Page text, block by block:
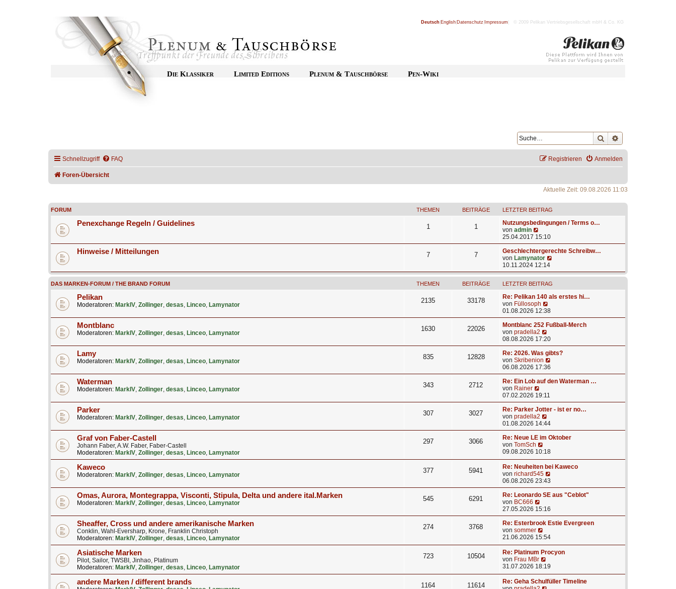
Deutsch English Datenschutz Impressum | © 2009 Pelikan Vertriebsgesellschaft mbH & Co. KG
Die Klassiker Limited Editions Plenum & Tauschbörse Pen-Wiki
Suche
Schnellzugriff FAQ Anmelden
Registrieren
Foren-Übersicht
Aktuelle Zeit: 09.08.2026 11:03
FORUM THEMEN BEITRÄGE LETZTER BEITRAG
Penexchange Regeln / Guidelines 1 1
Nutzungsbedingungen / Terms o…
von admin
e
u
e
s
t
e
r
B
e
i
t
r
a
g
25.04.2017 15:10
Hinweise / Mitteilungen 7 7
Geschlechtergerechte Schreibw…
von Lamynator
u
e
t
e
e
i
g
10.11.2024 12:14
DAS MARKEN-FORUM / THE BRAND FORUM THEMEN BEITRÄGE LETZTER BEITRAG
Pelikan
Moderatoren: MarkIV, Zollinger, desas, Linceo, Lamynator
2135 33178
Re: Pelikan 140 als erstes hi…
von Füllosoph
e
u
e
t
e
r
B
e
i
t
a
g
01.08.2026 12:38
Montblanc
Moderatoren: MarkIV, Zollinger, desas, Linceo, Lamynator
1630 22026
Montblanc 252 Fußball-Merch
von pradella2
e
u
e
s
t
e
r
e
i
t
a
g
08.08.2026 17:20
Lamy
Moderatoren: MarkIV, Zollinger, desas, Linceo, Lamynator
835 12828
Re: 2026. Was gibts?
von Skribenion
u
e
e
r
i
t
g
06.08.2026 17:36
Waterman
Moderatoren: MarkIV, Zollinger, desas, Linceo, Lamynator
343 2712
Re: Ein Lob auf den Waterman …
von Rainer
e
u
e
s
t
e
r
B
e
i
t
r
a
g
07.02.2026 19:11
Parker
Moderatoren: MarkIV, Zollinger, desas, Linceo, Lamynator
307 3027
Re: Parker Jotter - ist er no…
von pradella2
e
u
e
t
e
r
B
e
i
t
a
g
01.08.2026 14:44
Graf von Faber-Castell
Johann Faber, A.W. Faber, Faber-Castell
Moderatoren: MarkIV, Zollinger, desas, Linceo, Lamynator
297 3066
Re: Neue LE im Oktober
von TomSch
e
u
e
s
t
e
r
e
i
t
a
09.08.2026 10:18
Kaweco
Moderatoren: MarkIV, Zollinger, desas, Linceo, Lamynator
377 5941
Re: Neuheiten bei Kaweco
von richard545
u
e
e
r
i
t
06.08.2026 23:43
Omas, Aurora, Montegrappa, Visconti, Stipula, Delta und andere ital.Marken
Moderatoren: MarkIV, Zollinger, desas, Linceo, Lamynator
545 6291
Re: Leonardo SE aus "Ceblot"
von BC666
e
u
e
s
t
e
r
B
e
t
r
27.05.2026 15:16
Sheaffer, Cross und andere amerikanische Marken
Conklin, Wahl-Eversharp, Krone, Franklin Christoph
Moderatoren: MarkIV, Zollinger, desas, Linceo, Lamynator
274 3768
Re: Esterbrook Estie Evergreen
von sommer
e
u
e
s
t
r
B
21.06.2026 15:54
Asiatische Marken
Pilot, Sailor, TWSBI, Jinhao, Platinum
Moderatoren: MarkIV, Zollinger, desas, Linceo, Lamynator
723 10504
Re: Platinum Procyon
von Frau MBr
e
u
e
s
31.07.2026 18:19
andere Marken / different brands 1164 11614
Re: Geha Schulfüller Timeline